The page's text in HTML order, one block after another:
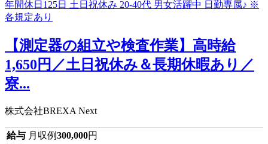
【測定器の組立や検査作業】高時給
1,650円／土日祝休み＆長期休暇あり／
寮...
株式会社BREXA Next
給与 月収例300,000円